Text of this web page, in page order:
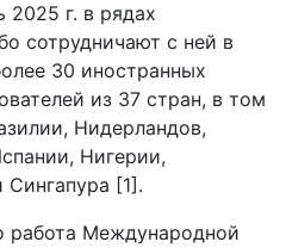
2025 г. в рядах
сотрудничают с ней в
30 иностранных
из 37 стран, в том
Нидерландов,
Нигерии,
Сингапура [1].
работа Международной